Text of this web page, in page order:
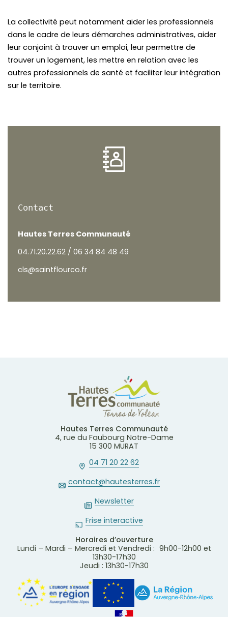
La collectivité peut notamment aider les professionnels
dans le cadre de leurs démarches administratives, aider
leur conjoint à trouver un emploi, leur permettre de
trouver un logement, les mettre en relation avec les
autres professionnels de santé et faciliter leur intégration
sur le territoire.
Contact
Hautes Terres Communauté
04.71.20.22.62 / 06 34 84 48 49
cls@saintflourco.fr
Hautes Terres Communauté
4, rue du Faubourg Notre-Dame
15 300 MURAT
04 71 20 22 62
contact@hautesterres.fr
Newsletter
Frise interactive
Horaires d’ouverture
Lundi – Mardi – Mercredi et Vendredi : 9h00-12h00 et
13h30-17h30
Jeudi : 13h30-17h30